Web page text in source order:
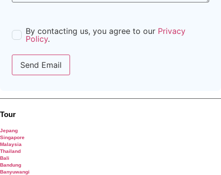
By contacting us, you agree to our Privacy
Policy.
Tour
Jepang
Singapore
Malaysia
Thailand
Bali
Bandung
Banyuwangi